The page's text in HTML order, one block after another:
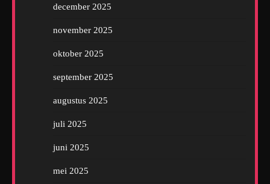
december 2025
november 2025
oktober 2025
september 2025
augustus 2025
juli 2025
juni 2025
mei 2025